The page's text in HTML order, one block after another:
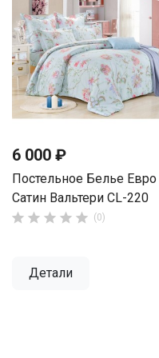
6 000 ₽
Постельное Белье Евро
Сатин Вальтери CL-220
     (0)
Детали